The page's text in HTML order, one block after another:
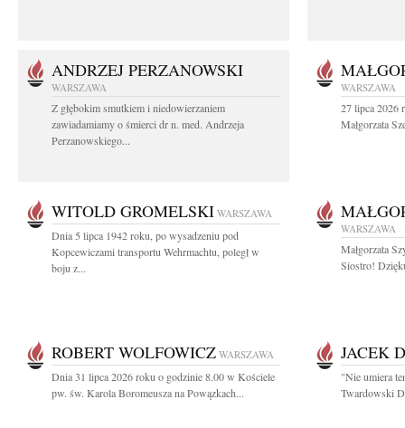
ANDRZEJ PERZANOWSKI
WARSZAWA
Z głębokim smutkiem i niedowierzaniem
zawiadamiamy o śmierci dr n. med. Andrzeja
Perzanowskiego...
WARSZAWA
27 lipca 2026
Małgorzata
WITOLD GROMELSKI WARSZAWA
Dnia 5 lipca 1942 roku, po wysadzeniu pod
Kopcewiczami transportu Wehrmachtu, poległ w
boju z...
WARSZAWA
Małgorzata
Siostro!
ROBERT WOLFOWICZ WARSZAWA
Dnia 31 lipca 2026 roku o godzinie 8.00 w Kościele
pw. św. Karola Boromeusza na Powązkach...
JACEK
"Nie umiera
Twardowski